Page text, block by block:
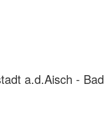
a.d.Aisch - Bad